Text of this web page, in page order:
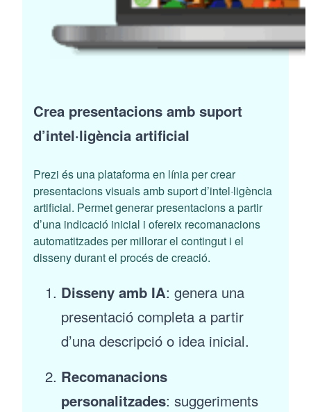
Crea presentacions amb suport
d’intel·ligència artificial
Prezi és una plataforma en línia per crear
presentacions visuals amb suport d’intel·ligència
artificial. Permet generar presentacions a partir
d’una indicació inicial i ofereix recomanacions
automatitzades per millorar el contingut i el
disseny durant el procés de creació.
Disseny amb IA: genera una
presentació completa a partir
d’una descripció o idea inicial.
Recomanacions
personalitzades: suggeriments